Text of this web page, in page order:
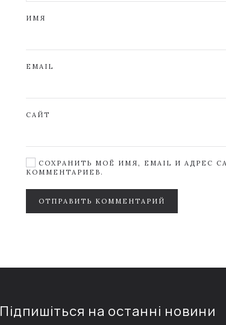
ИМЯ
EMAIL
САЙТ
СОХРАНИТЬ МОЁ ИМЯ, EMAIL И АДРЕС
КОММЕНТАРИЕВ.
ОТПРАВИТЬ КОММЕНТАРИЙ
Підпишіться на останні новини